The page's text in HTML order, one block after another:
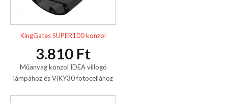
KingGates SUPER100 konzol
3.810 Ft
Műanyag konzol IDEA villogó
lámpához és VIKY30 fotocellához